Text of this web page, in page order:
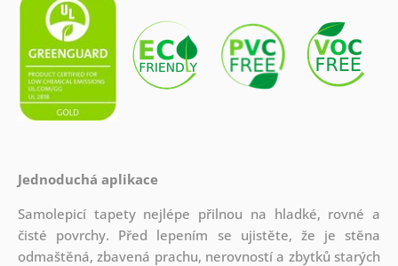
Jednoduchá aplikace
Samolepicí tapety nejlépe přilnou na hladké, rovné a
čisté povrchy. Před lepením se ujistěte, že je stěna
odmaštěná, zbavená prachu, nerovností a zbytků starých